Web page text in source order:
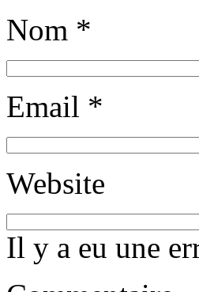
Nom *
Email *
Website
Il y a eu une